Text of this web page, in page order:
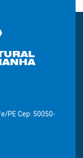
PE Cep: 50050-